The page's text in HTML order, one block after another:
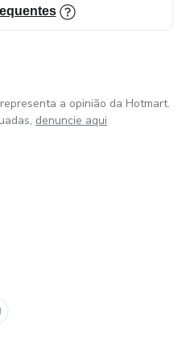
representa a minha evolução
e que trabalha a
a opinião da Hotmart.
denuncie aqui